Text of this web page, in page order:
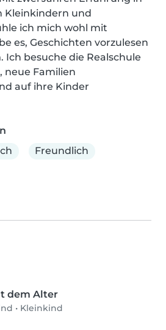
Kleinkindern und
ich mich wohl mit
es, Geschichten vorzulesen
Ich besuche die Realschule
neue Familien
auf ihre Kinder
Freundlich
dem Alter
• Kleinkind